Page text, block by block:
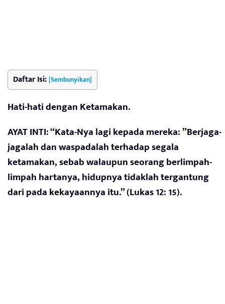
Daftar Isi:[Sembunyikan]
Hati-hati dengan Ketamakan.
AYAT INTI: “Kata-Nya lagi kepada mereka: ”Berjaga-
jagalah dan waspadalah terhadap segala
ketamakan, sebab walaupun seorang berlimpah-
limpah hartanya, hidupnya tidaklah tergantung
dari pada kekayaannya itu.” (Lukas 12: 15).